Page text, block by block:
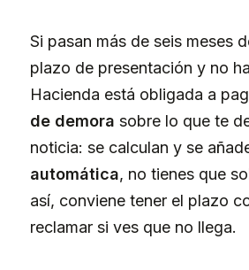
Si pasan más de seis meses
plazo de presentación y no
Hacienda está obligada a
de demora sobre lo que te
noticia: se calculan y se
automática, no tienes que
así, conviene tener el plazo
reclamar si ves que no llega.